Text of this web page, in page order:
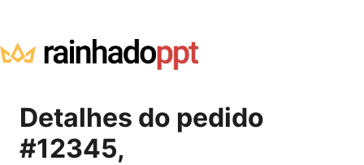
Detalhes do pedido
#12345,